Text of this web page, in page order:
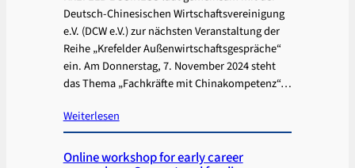
Deutsch-Chinesischen Wirtschaftsvereinigung
e.V. (DCW e.V.) zur nächsten Veranstaltung der
Reihe „Krefelder Außenwirtschaftsgespräche“
ein. Am Donnerstag, 7. November 2024 steht
das Thema „Fachkräfte mit Chinakompetenz“…
Weiterlesen
Online workshop for early career